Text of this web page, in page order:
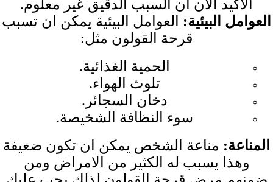
الأكيد الأن ان السبب الدقيق غير معلوم.
العوامل البيئية:
العوامل البيئية يمكن ان تسبب
قرحة القولون مثل:
الحمية الغذائية.
تلوث الهواء.
دخان السجائر.
سوء النظافة الشخيصة.
المناعة: مناعة الشخص يمكن ان تكون ضعيفة
وهذا يسبب له الكثير من الامراض ومن